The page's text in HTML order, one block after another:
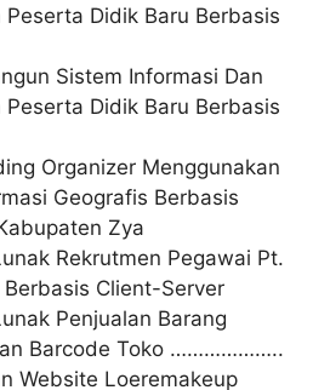
Peserta Didik Baru Berbasis
Sistem Informasi Dan
Peserta Didik Baru Berbasis
Organizer Menggunakan
Geografis Berbasis
Zya
Rekrutmen Pegawai Pt.
Client-Server
Penjualan Barang
Barcode Toko ………………..
Website Loeremakeup